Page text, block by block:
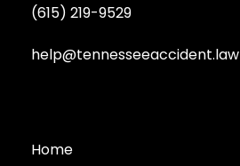
(615) 219-9529
help@tennesseeaccident.law
Home